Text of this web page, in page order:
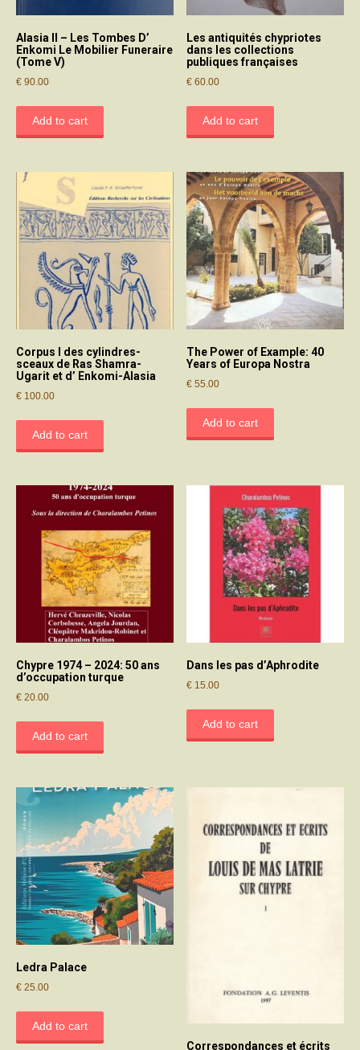
Alasia II – Les Tombes D’
Enkomi Le Mobilier Funeraire
(Tome V)
€ 90.00
Add to cart
Les antiquités chypriotes
dans les collections
publiques françaises
€ 60.00
Add to cart
Corpus I des cylindres-
sceaux de Ras Shamra-
Ugarit et d’ Enkomi-Alasia
€ 100.00
Add to cart
The Power of Example: 40
Years of Europa Nostra
€ 55.00
Add to cart
Chypre 1974 – 2024: 50 ans
d’occupation turque
€ 20.00
Add to cart
Dans les pas d’Aphrodite
€ 15.00
Add to cart
Ledra Palace
€ 25.00
Add to cart
Correspondances et écrits